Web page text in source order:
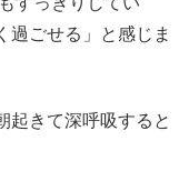
過ごせる」と感じま
起きて深呼吸すると